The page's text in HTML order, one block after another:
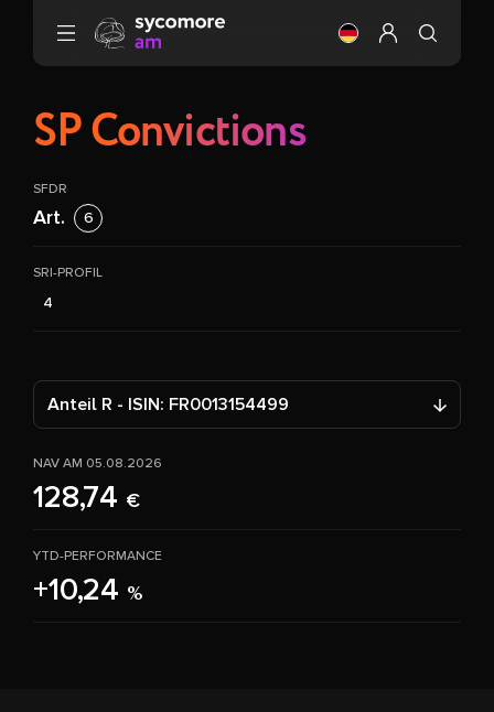
Gehen Sie zu Inhalt
Ändere dieMein Profil
SP Convictions
SFDR
Art. 6
SRI-PROFIL
4
Anteil R - ISIN: FR0013154499
NAV AM 05.08.2026
128,74 €
YTD-PERFORMANCE
+10,24 %